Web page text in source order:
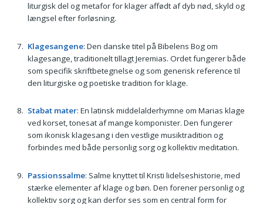
liturgisk del og metafor for klager affødt af dyb nød, skyld og
længsel efter forløsning.
Klagesangene: Den danske titel på Bibelens Bog om
klagesange, traditionelt tillagt Jeremias. Ordet fungerer både
som specifik skriftbetegnelse og som generisk reference til
den liturgiske og poetiske tradition for klage.
Stabat mater: En latinsk middelalderhymne om Marias klage
ved korset, tonesat af mange komponister. Den fungerer
som ikonisk klagesang i den vestlige musiktradition og
forbindes med både personlig sorg og kollektiv meditation.
Passionssalme: Salme knyttet til Kristi lidelseshistorie, med
stærke elementer af klage og bøn. Den forener personlig og
kollektiv sorg og kan derfor ses som en central form for